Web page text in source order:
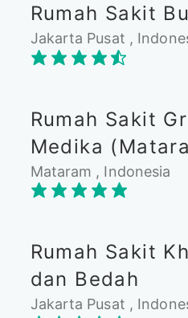
Rumah Sakit
Jakarta Pusat ,
Rumah Sakit
Medika
Mataram , Indonesia
Rumah Sakit
dan Bedah
Jakarta Pusat ,